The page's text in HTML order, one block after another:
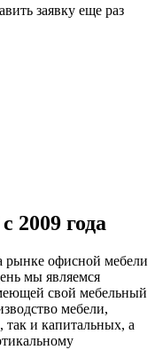
заявку еще раз
2009 года
рынке офисной мебели
мы являемся
свой мебельный
мебели,
и капитальных, а